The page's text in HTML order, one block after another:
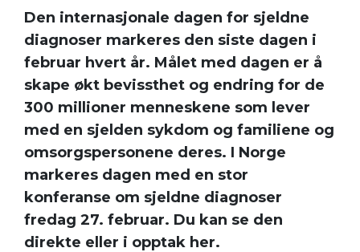
Den internasjonale dagen for sjeldne
diagnoser markeres den siste dagen i
februar hvert år. Målet med dagen er å
skape økt bevissthet og endring for de
300 millioner menneskene som lever
med en sjelden sykdom og familiene og
omsorgspersonene deres. I Norge
markeres dagen med en stor
konferanse om sjeldne diagnoser
fredag 27. februar. Du kan se den
direkte eller i opptak her.